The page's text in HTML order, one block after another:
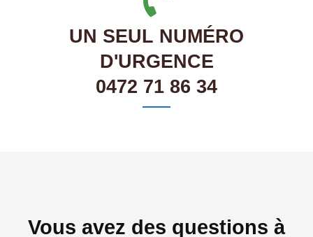
UN SEUL NUMÉRO
D'URGENCE
0472 71 86 34
Vous avez des questions à